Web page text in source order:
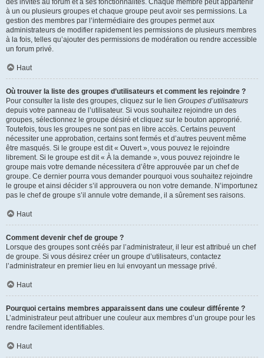
des invités au forum et à ses fonctionnalités. Chaque membre peut appartenir
à un ou plusieurs groupes et chaque groupe peut avoir ses permissions. La
gestion des membres par l’intermédiaire des groupes permet aux
administrateurs de modifier rapidement les permissions de plusieurs membres
à la fois, telles qu’ajouter des permissions de modération ou rendre accessible
un forum privé.
Haut
Où trouver la liste des groupes d’utilisateurs et comment les rejoindre ?
Pour consulter la liste des groupes, cliquez sur le lien Groupes d’utilisateurs
depuis votre panneau de l’utilisateur. Si vous souhaitez rejoindre un des
groupes, sélectionnez le groupe désiré et cliquez sur le bouton approprié.
Toutefois, tous les groupes ne sont pas en libre accès. Certains peuvent
nécessiter une approbation, certains sont fermés et d’autres peuvent même
être masqués. Si le groupe est dit « Ouvert », vous pouvez le rejoindre
librement. Si le groupe est dit « À la demande », vous pouvez rejoindre le
groupe mais votre demande nécessitera d’être approuvée par un chef de
groupe. Ce dernier pourra vous demander pourquoi vous souhaitez rejoindre
le groupe et ainsi décider s’il approuvera ou non votre demande. N’importunez
pas le chef de groupe s’il annule votre demande, il a sûrement ses raisons.
Haut
Comment devenir chef de groupe ?
Lorsque des groupes sont créés par l’administrateur, il leur est attribué un chef
de groupe. Si vous désirez créer un groupe d’utilisateurs, contactez
l’administrateur en premier lieu en lui envoyant un message privé.
Haut
Pourquoi certains membres apparaissent dans une couleur différente ?
L’administrateur peut attribuer une couleur aux membres d’un groupe pour les
rendre facilement identifiables.
Haut